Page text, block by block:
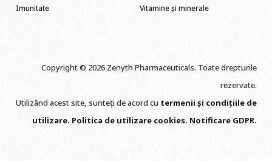
Imunitate
Vitamine și minerale
Copyright © 2026 Zenyth Pharmaceuticals. Toate drepturile
rezervate.
Utilizând acest site, sunteți de acord cu termenii și condițiile de
utilizare. Politica de utilizare cookies. Notificare GDPR.